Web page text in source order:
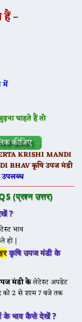
हैं –
में
चाहते हैं तो
कीजिए
KRISHI MANDI
BHAV कृषि उपज मंडी
उपलब्ध
(प्रश्न उत्तर)
?
भाव
हो |
कृषि उपज मंडी के
मंडी केलेटेस्ट अपडेट
को 2 से शाम 7 बजे तक
के भाव कैसे देखें ?